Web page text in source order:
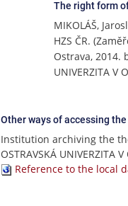
The right form
MIKOLÁŠ,
HZS ČR.
Ostrava, 2014.
UNIVERZITA V
Other ways of accessing
Institution archiving the
OSTRAVSKÁ UNIVERZITA
Reference to the local